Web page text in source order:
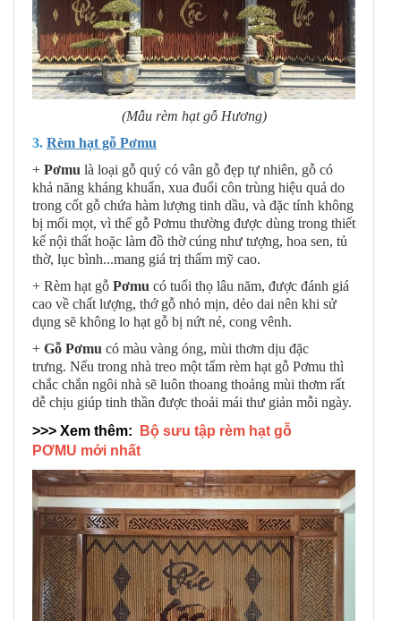
(Mẫu rèm hạt gỗ Hương)
3. Rèm hạt gỗ Pơmu
+ Pơmu là loại gỗ quý có vân gỗ đẹp tự nhiên, gỗ có
khả năng kháng khuẩn, xua đuổi côn trùng hiệu quả do
trong cốt gỗ chứa hàm lượng tinh dầu, và đặc tính không
bị mối mọt, vì thế gỗ Pơmu thường được dùng trong thiết
kế nội thất hoặc làm đồ thờ cúng như tượng, hoa sen, tủ
thờ, lục bình...mang giá trị thẩm mỹ cao.
+ Rèm hạt gỗ Pơmu có tuổi thọ lâu năm, được đánh giá
cao về chất lượng, thớ gỗ nhỏ mịn, dẻo dai nên khi sử
dụng sẽ không lo hạt gỗ bị nứt nẻ, cong vênh.
+ Gỗ Pơmu có màu vàng óng, mùi thơm dịu đặc
trưng. Nếu trong nhà treo một tấm rèm hạt gỗ Pơmu thì
chắc chắn ngôi nhà sẽ luôn thoang thoảng mùi thơm rất
dễ chịu giúp tinh thần được thoải mái thư giản mỗi ngày.
>>> Xem thêm:
Bộ sưu tập rèm hạt gỗ
PƠMU mới nhất